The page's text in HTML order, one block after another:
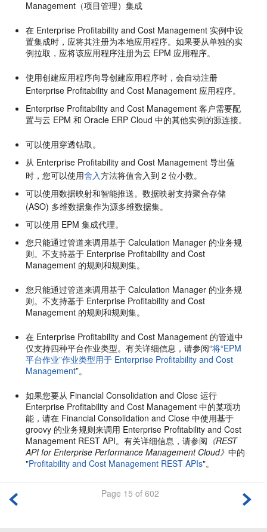
Management（项目管理）集成
在 Enterprise Profitability and Cost Management 实例中设
置集成时，应将其注册为本地应用程序。如果要从单独的实
例拉取，应将该应用程序注册为云 EPM 应用程序。
使用创建应用程序向导创建应用程序时，会自动注册
Enterprise Profitability and Cost Management 应用程序。
Enterprise Profitability and Cost Management 客户需要配
置与云 EPM 和Oracle ERP Cloud 中的其他实例的源连接。
可以使用穿透钻取。
从 Enterprise Profitability and Cost Management 导出值
时，您可以使用舍入方法将值舍入到 2 位小数。
可以使用数据映射和智能推送。数据映射支持聚合存储
(ASO) 多维数据集作为源多维数据集。
可以使用 EPM 集成代理。
您只能通过管道来调用基于 Calculation Manager 的业务规
则。不支持基于 Enterprise Profitability and Cost
Management 的规则和规则集。
您只能通过管道来调用基于 Calculation Manager 的业务规
则。不支持基于 Enterprise Profitability and Cost
Management 的规则和规则集。
在 Enterprise Profitability and Cost Management 的管道中
仅支持四种平台作业类型。有关详细信息，请参阅“将“EPM
平台作业”作业类型用于 Enterprise Profitability and Cost
Management”。
如果您要从 Financial Consolidation and Close 运行
Enterprise Profitability and Cost Management 中的某项功
能，请在 Financial Consolidation and Close 中使用基于
groovy 的业务规则来调用 Enterprise Profitability and Cost
Management REST API。有关详细信息，请参阅 《REST
API for Enterprise Performance Management Cloud》中的
"Profitability and Cost Management REST APIs"。
Page 15 of 602